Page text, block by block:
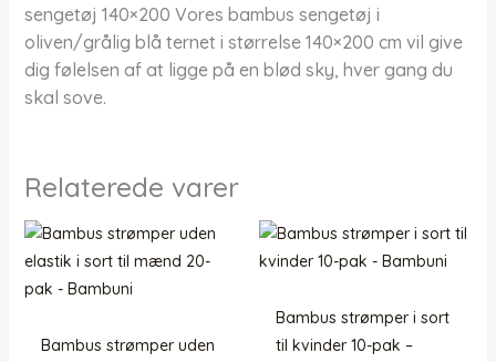
sengetøj 140×200 Vores bambus sengetøj i
oliven/grålig blå ternet i størrelse 140×200 cm vil give
dig følelsen af at ligge på en blød sky, hver gang du
skal sove.
Relaterede varer
Bambus strømper uden
Bambus strømper i sort
til kvinder 10-pak –